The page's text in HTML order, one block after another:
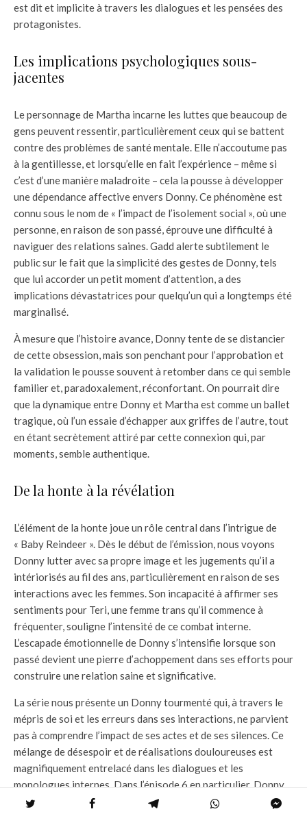
est dit et implicite à travers les dialogues et les pensées des
protagonistes.
Les implications psychologiques sous-
jacentes
Le personnage de Martha incarne les luttes que beaucoup de
gens peuvent ressentir, particulièrement ceux qui se battent
contre des problèmes de santé mentale. Elle n’accoutume pas
à la gentillesse, et lorsqu’elle en fait l’expérience – même si
c’est d’une manière maladroite – cela la pousse à développer
une dépendance affective envers Donny. Ce phénomène est
connu sous le nom de « l’impact de l’isolement social », où une
personne, en raison de son passé, éprouve une difficulté à
naviguer des relations saines. Gadd alerte subtilement le
public sur le fait que la simplicité des gestes de Donny, tels
que lui accorder un petit moment d’attention, a des
implications dévastatrices pour quelqu’un qui a longtemps été
marginalisé.
À mesure que l’histoire avance, Donny tente de se distancier
de cette obsession, mais son penchant pour l’approbation et
la validation le pousse souvent à retomber dans ce qui semble
familier et, paradoxalement, réconfortant. On pourrait dire
que la dynamique entre Donny et Martha est comme un ballet
tragique, où l’un essaie d’échapper aux griffes de l’autre, tout
en étant secrètement attiré par cette connexion qui, par
moments, semble authentique.
De la honte à la révélation
L’élément de la honte joue un rôle central dans l’intrigue de
« Baby Reindeer ». Dès le début de l’émission, nous voyons
Donny lutter avec sa propre image et les jugements qu’il a
intériorisés au fil des ans, particulièrement en raison de ses
interactions avec les femmes. Son incapacité à affirmer ses
sentiments pour Teri, une femme trans qu’il commence à
fréquenter, souligne l’intensité de ce combat interne.
L’escapade émotionnelle de Donny s’intensifie lorsque son
passé devient une pierre d’achoppement dans ses efforts pour
construire une relation saine et significative.
La série nous présente un Donny tourmenté qui, à travers le
mépris de soi et les erreurs dans ses interactions, ne parvient
pas à comprendre l’impact de ses actes et de ses silences. Ce
mélange de désespoir et de réalisations douloureuses est
magnifiquement entrelacé dans les dialogues et les
monologues internes. Dans l’épisode 6 en particulier, Donny
s’exprime sur ses blessures internes, révélant des vérités